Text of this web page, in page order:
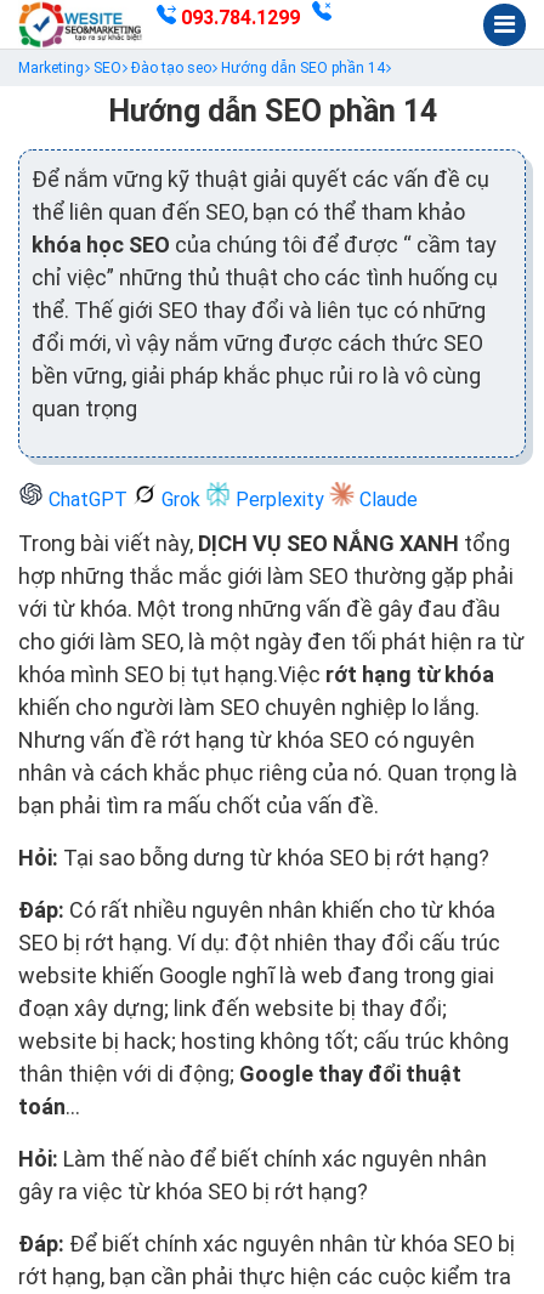
093.784.1299
Marketing SEO Đào tạo seo Hướng dẫn SEO phần 14
Hướng dẫn SEO phần 14
Để nắm vững kỹ thuật giải quyết các vấn đề cụ
thể liên quan đến SEO, bạn có thể tham khảo
khóa học SEO của chúng tôi để được “ cầm tay
chỉ việc” những thủ thuật cho các tình huống cụ
thể. Thế giới SEO thay đổi và liên tục có những
đổi mới, vì vậy nắm vững được cách thức SEO
bền vững, giải pháp khắc phục rủi ro là vô cùng
quan trọng
ChatGPT Grok Perplexity Claude
Trong bài viết này, DỊCH VỤ SEO NẮNG XANH tổng
hợp những thắc mắc giới làm SEO thường gặp phải
với từ khóa. Một trong những vấn đề gây đau đầu
cho giới làm SEO, là một ngày đen tối phát hiện ra từ
khóa mình SEO bị tụt hạng.Việc rớt hạng từ khóa
khiến cho người làm SEO chuyên nghiệp lo lắng.
Nhưng vấn đề rớt hạng từ khóa SEO có nguyên
nhân và cách khắc phục riêng của nó. Quan trọng là
bạn phải tìm ra mấu chốt của vấn đề.
Hỏi: Tại sao bỗng dưng từ khóa SEO bị rớt hạng?
Đáp: Có rất nhiều nguyên nhân khiến cho từ khóa
SEO bị rớt hạng. Ví dụ: đột nhiên thay đổi cấu trúc
website khiến Google nghĩ là web đang trong giai
đoạn xây dựng; link đến website bị thay đổi;
website bị hack; hosting không tốt; cấu trúc không
thân thiện với di động; Google thay đổi thuật
toán…
Hỏi: Làm thế nào để biết chính xác nguyên nhân
gây ra việc từ khóa SEO bị rớt hạng?
Đáp: Để biết chính xác nguyên nhân từ khóa SEO bị
rớt hạng, bạn cần phải thực hiện các cuộc kiểm tra